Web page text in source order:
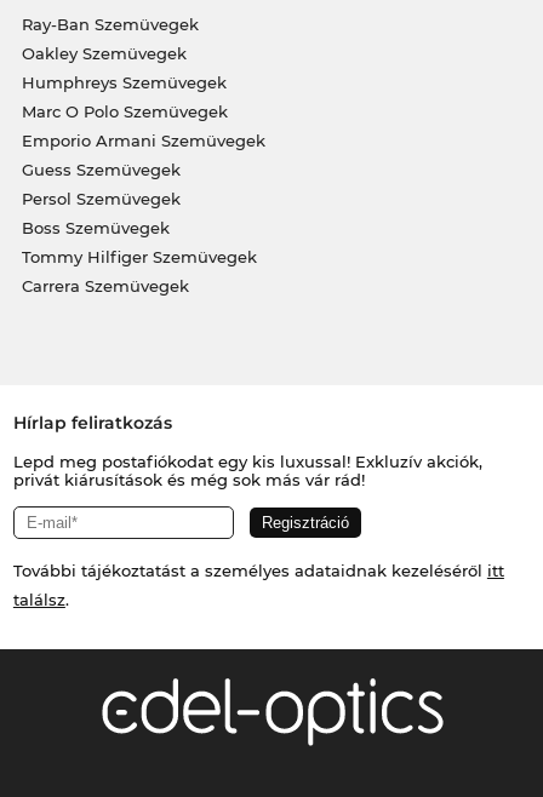
Ray-Ban Szemüvegek
Oakley Szemüvegek
Humphreys Szemüvegek
Marc O Polo Szemüvegek
Emporio Armani Szemüvegek
Guess Szemüvegek
Persol Szemüvegek
Boss Szemüvegek
Tommy Hilfiger Szemüvegek
Carrera Szemüvegek
Hírlap feliratkozás
Lepd meg postafiókodat egy kis luxussal! Exkluzív akciók,
privát kiárusítások és még sok más vár rád!
További tájékoztatást a személyes adataidnak kezeléséről itt
találsz.